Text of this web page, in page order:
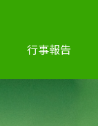
行事報告